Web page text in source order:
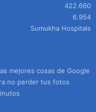
422.660
6.954
Sumukha Hospitals
mejores cosas de Google
no perder tus fotos